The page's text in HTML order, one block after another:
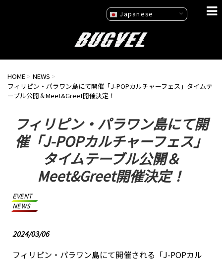
HOME > NEWS >
フィリピン・パラワン島にて開催「J-POPカルチャーフェス」タイムテ
ーブル公開＆Meet&Greet開催決定！
フィリピン・パラワン島にて開
催「J-POPカルチャーフェス」
タイムテーブル公開＆
Meet&Greet開催決定！
EVENT
NEWS
2024/03/06
フィリピン・パラワン島にて開催される「J-POPカル
Japanese